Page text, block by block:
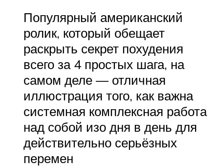
Популярный американский
ролик, который обещает
раскрыть секрет похудения
всего за 4 простых шага, на
самом деле — отличная
иллюстрация того, как важна
системная комплексная работа
над собой изо дня в день для
действительно серьёзных
перемен